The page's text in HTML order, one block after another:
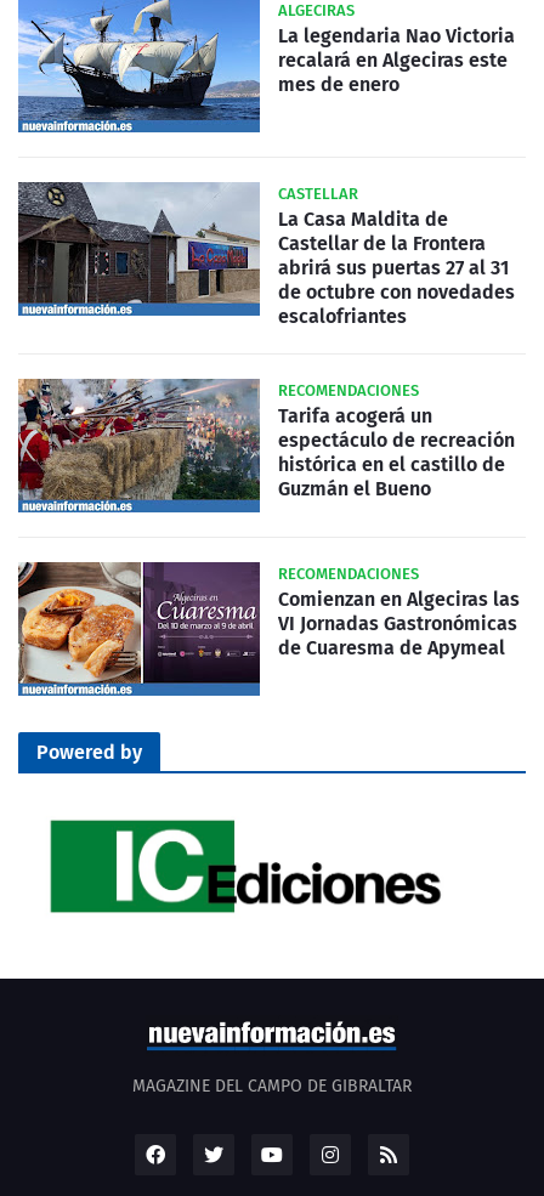
ALGECIRAS
La legendaria Nao Victoria
recalará en Algeciras este
mes de enero
CASTELLAR
La Casa Maldita de
Castellar de la Frontera
abrirá sus puertas 27 al 31
de octubre con novedades
escalofriantes
RECOMENDACIONES
Tarifa acogerá un
espectáculo de recreación
histórica en el castillo de
Guzmán el Bueno
RECOMENDACIONES
Comienzan en Algeciras las
VI Jornadas Gastronómicas
de Cuaresma de Apymeal
Powered by
MAGAZINE DEL CAMPO DE GIBRALTAR